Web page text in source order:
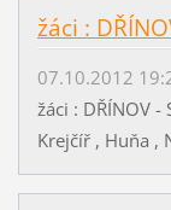
žáci :
07.10.2012
žáci : DŘÍNOV
Krejčíř , Huňa ,